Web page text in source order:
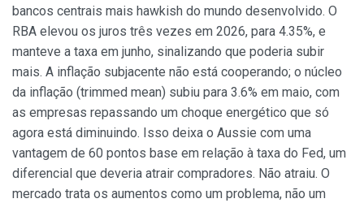
bancos centrais mais hawkish do mundo desenvolvido. O
RBA elevou os juros três vezes em 2026, para 4.35%, e
manteve a taxa em junho, sinalizando que poderia subir
mais. A inflação subjacente não está cooperando; o núcleo
da inflação (trimmed mean) subiu para 3.6% em maio, com
as empresas repassando um choque energético que só
agora está diminuindo. Isso deixa o Aussie com uma
vantagem de 60 pontos base em relação à taxa do Fed, um
diferencial que deveria atrair compradores. Não atraiu. O
mercado trata os aumentos como um problema, não um